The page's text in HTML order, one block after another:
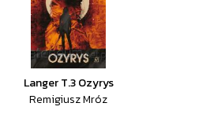
Langer T.3 Ozyrys
Remigiusz Mróz